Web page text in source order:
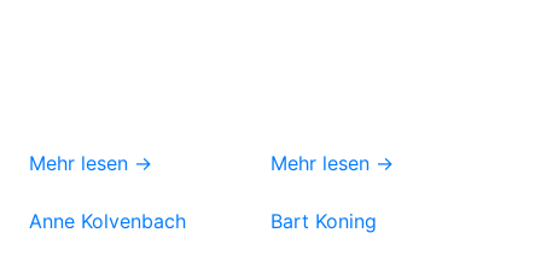
Mehr lesen → Mehr lesen →
Anne Kolvenbach Bart Koning